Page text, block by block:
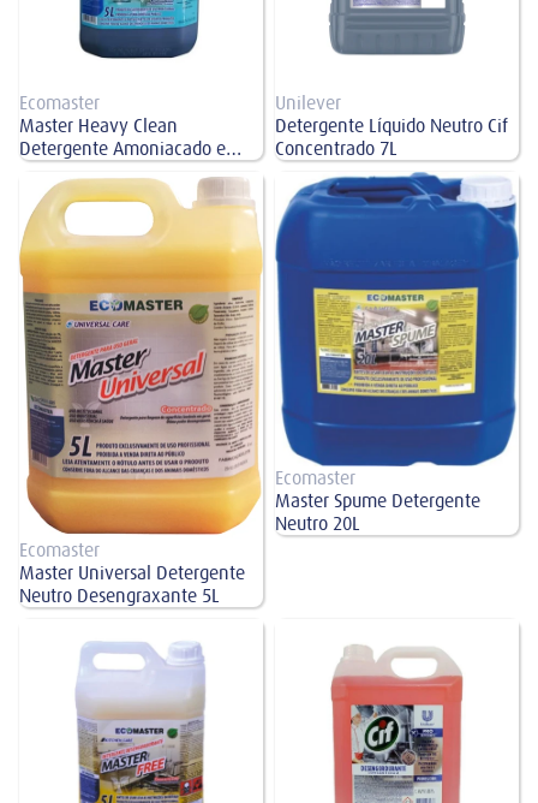
Ecomaster
Master Heavy Clean
Detergente Amoniacado e
Unilever
Detergente Líquido Neutro Cif
Concentrado 7L
Master Universal Detergente
Neutro Desengraxante 5L
Ecomaster
Master Universal Detergente
Neutro Desengraxante 5L
Master Spume Detergente Neutro
20L
Ecomaster
Master Spume Detergente
Neutro 20L
Desengordurante 5 L
Limpador Líquido Cif 5L